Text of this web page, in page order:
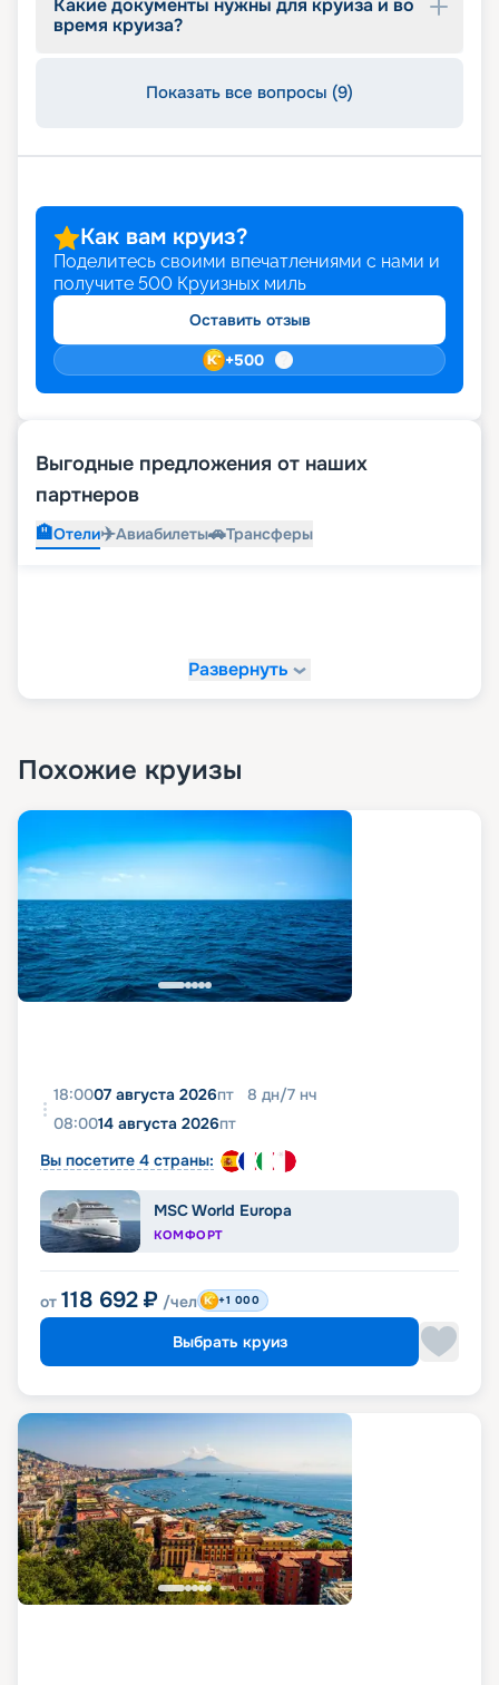
Какие документы нужны для круиза и во
время круиза?
Показать все вопросы (9)
Как вам круиз?
Поделитесь своими впечатлениями с нами и
получите 500 Круизных миль
Оставить отзыв
+500
Выгодные предложения от наших
партнеров
🏨Отели✈️Авиабилеты🚗Трансферы
Развернуть
Похожие круизы
18:0007 августа 2026пт 8 дн/7 нч
08:0014 августа 2026пт
Вы посетите 4 страны:
MSC World Europa
КОМФОРТ
от 118 692 ₽ /чел +1 000
Выбрать круиз